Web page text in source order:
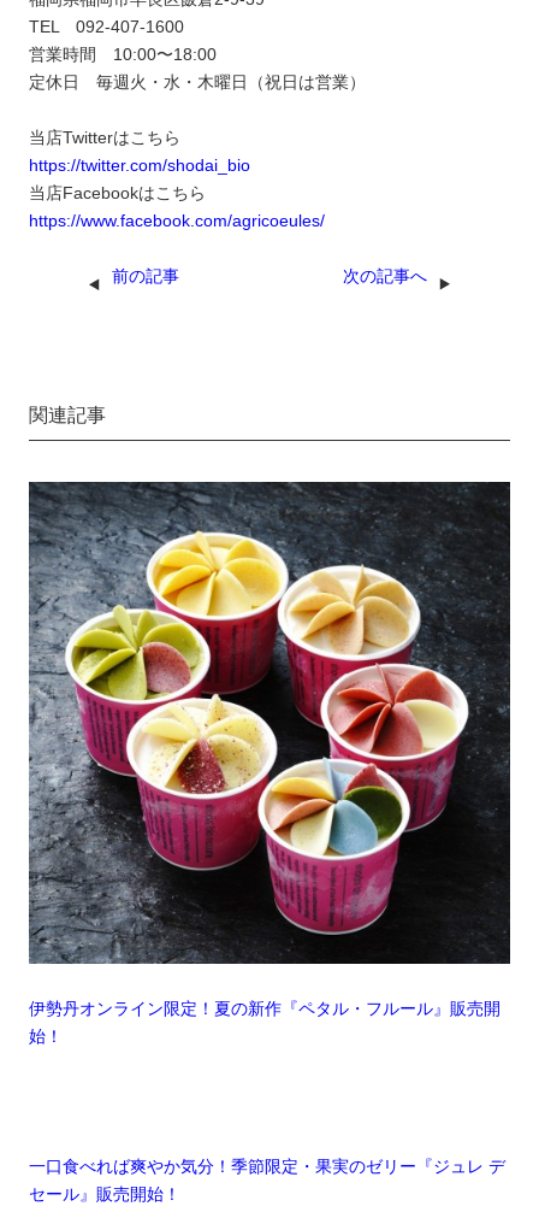
TEL 092-407-1600
営業時間 10:00〜18:00
定休日 毎週火・水・木曜日（祝日は営業）
当店Twitterはこちら
https://twitter.com/shodai_bio
当店Facebookはこちら
https://www.facebook.com/agricoeules/
前の記事 次の記事へ
関連記事
伊勢丹オンライン限定！夏の新作『ペタル・フルール』販売開
始！
一口食べれば爽やか気分！季節限定・果実のゼリー『ジュレ デ
セール』販売開始！